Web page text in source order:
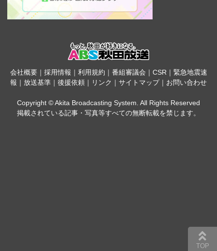
会社概要｜ 採用情報 ｜ 利用規約 ｜ 番組審議会 ｜ CSR｜ 緊急地震速
報 ｜ 放送基準 ｜ 後援依頼 ｜ リンク ｜ サイトマップ｜ お問い合わせ
Copyright © Akita Broadcasting System. All Rights Reserved
掲載されている記事・写真等すべての無断転載を禁じます。